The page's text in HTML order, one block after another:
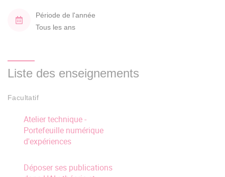
Période de l'année
Tous les ans
Liste des enseignements
Facultatif
Atelier technique -
Portefeuille numérique
d'expériences
Déposer ses publications